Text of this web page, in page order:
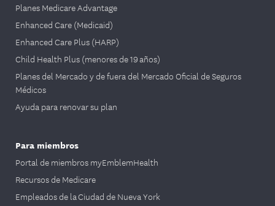
Planes Medicare Advantage
Enhanced Care (Medicaid)
Enhanced Care Plus (HARP)
Child Health Plus (menores de 19 años)
Planes del Mercado y de fuera del Mercado Oficial de Seguros
Médicos
Ayuda para renovar su plan
Para miembros
Portal de miembros myEmblemHealth
Recursos de Medicare
Empleados de la Ciudad de Nueva York